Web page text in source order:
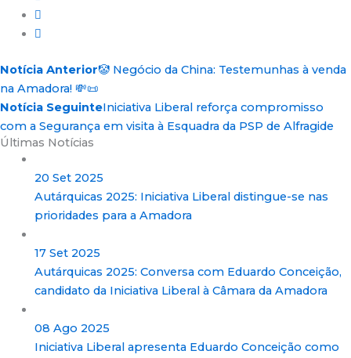
Notícia Anterior🤡 Negócio da China: Testemunhas à venda
na Amadora! 💸📜
Notícia SeguinteIniciativa Liberal reforça compromisso
com a Segurança em visita à Esquadra da PSP de Alfragide
Últimas Notícias
20 Set 2025
Autárquicas 2025: Iniciativa Liberal distingue-se nas
prioridades para a Amadora
17 Set 2025
Autárquicas 2025: Conversa com Eduardo Conceição,
candidato da Iniciativa Liberal à Câmara da Amadora
08 Ago 2025
Iniciativa Liberal apresenta Eduardo Conceição como